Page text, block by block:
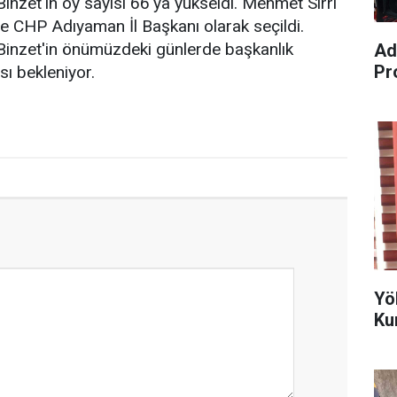
CHP Adıyaman İl Başkanı olarak seçildi.
önümüzdeki günlerde başkanlık
bekleniyor.